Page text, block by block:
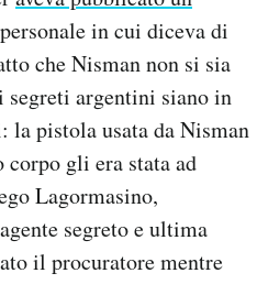
in cui diceva di
che Nisman non si sia
segreti argentini siano in
la pistola usata da Nisman
gli era stata ad
Lagormasino,
segreto e ultima
il procuratore mentre